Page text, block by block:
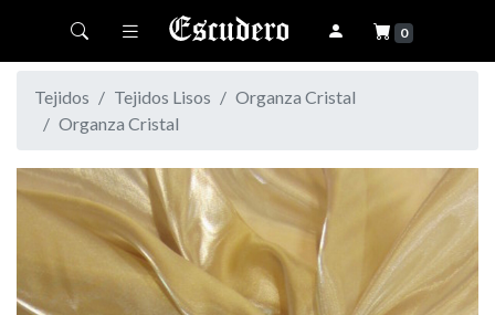
Toggle navigation 0
Tejidos Tejidos Lisos
Organza Cristal
Organza Cristal